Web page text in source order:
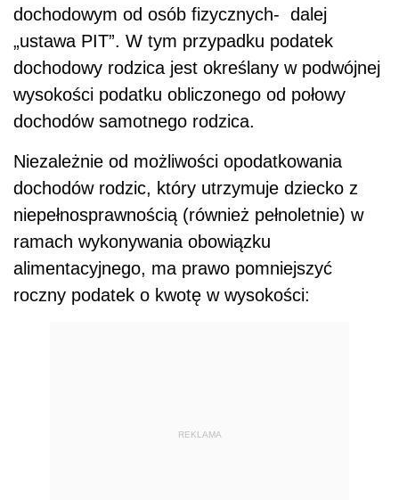
dochodowym od osób fizycznych- dalej
„ustawa PIT”. W tym przypadku podatek
dochodowy rodzica jest określany w podwójnej
wysokości podatku obliczonego od połowy
dochodów samotnego rodzica.
Niezależnie od możliwości opodatkowania
dochodów rodzic, który utrzymuje dziecko z
niepełnosprawnością (również pełnoletnie) w
ramach wykonywania obowiązku
alimentacyjnego, ma prawo pomniejszyć
roczny podatek o kwotę w wysokości:
REKLAMA